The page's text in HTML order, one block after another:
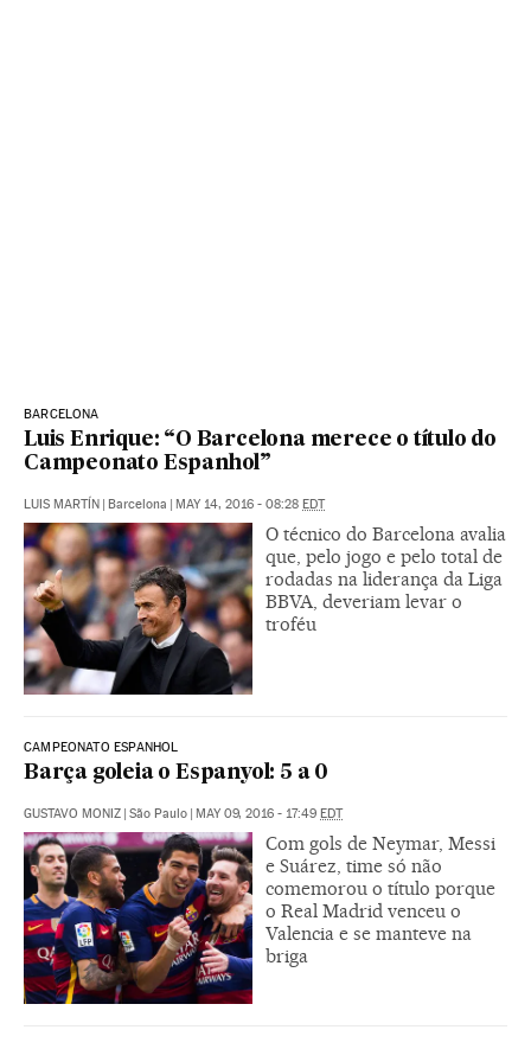
BARCELONA
Luis Enrique: “O Barcelona merece o título do
Campeonato Espanhol”
LUIS MARTÍN Barcelona MAY 14, 2016 - 08:28 EDT
O técnico do Barcelona avalia
que, pelo jogo e pelo total de
rodadas na liderança da Liga
BBVA, deveriam levar o
troféu
CAMPEONATO ESPANHOL
Barça goleia o Espanyol: 5 a 0
GUSTAVO MONIZ São Paulo MAY 09, 2016 - 17:49 EDT
Com gols de Neymar, Messi
e Suárez, time só não
comemorou o título porque
o Real Madrid venceu o
Valencia e se manteve na
briga